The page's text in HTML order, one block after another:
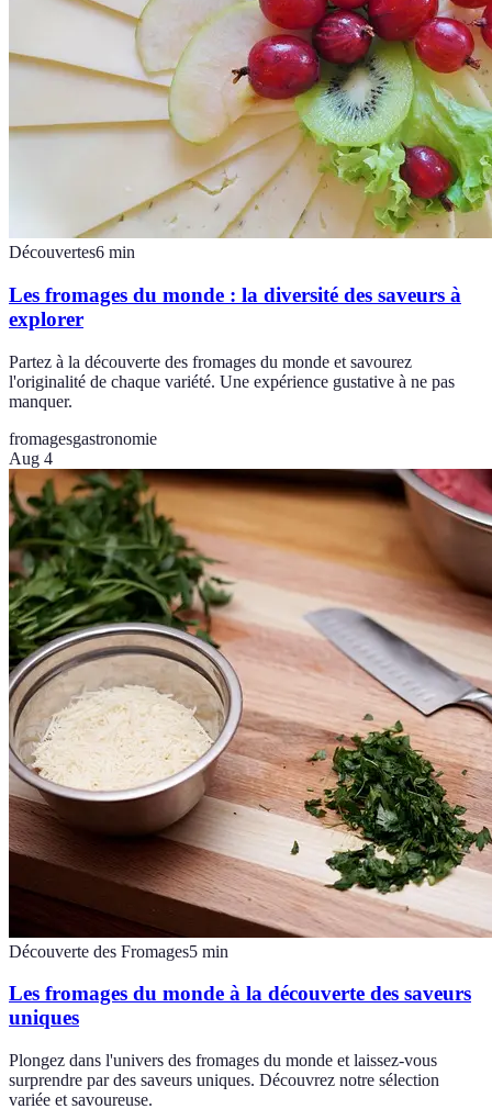
Découvertes6 min
Les fromages du monde : la diversité des saveurs à
explorer
Partez à la découverte des fromages du monde et savourez
l'originalité de chaque variété. Une expérience gustative à ne pas
manquer.
fromagesgastronomie
Aug 4
Découverte des Fromages5 min
Les fromages du monde à la découverte des saveurs
uniques
Plongez dans l'univers des fromages du monde et laissez-vous
surprendre par des saveurs uniques. Découvrez notre sélection
variée et savoureuse.